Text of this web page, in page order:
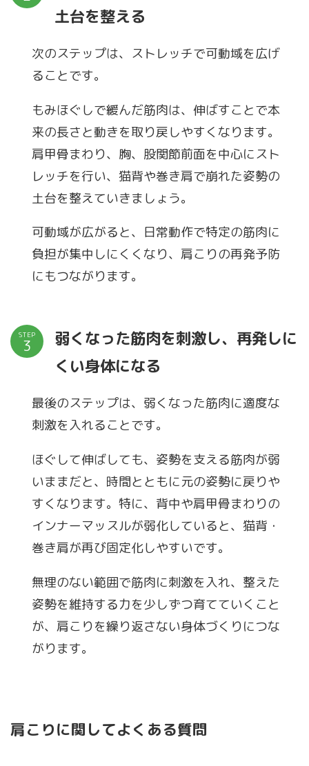
土台を整える
次のステップは、ストレッチで可動域を広げ
ることです。
もみほぐしで緩んだ筋肉は、伸ばすことで本
来の長さと動きを取り戻しやすくなります。
肩甲骨まわり、胸、股関節前面を中心にスト
レッチを行い、猫背や巻き肩で崩れた姿勢の
土台を整えていきましょう。
可動域が広がると、日常動作で特定の筋肉に
負担が集中しにくくなり、肩こりの再発予防
にもつながります。
STEP
弱くなった筋肉を刺激し、再発しに
くい身体になる
最後のステップは、弱くなった筋肉に適度な
刺激を入れることです。
ほぐして伸ばしても、姿勢を支える筋肉が弱
いままだと、時間とともに元の姿勢に戻りや
すくなります。特に、背中や肩甲骨まわりの
インナーマッスルが弱化していると、猫背・
巻き肩が再び固定化しやすいです。
無理のない範囲で筋肉に刺激を入れ、整えた
姿勢を維持する力を少しずつ育てていくこと
が、肩こりを繰り返さない身体づくりにつな
がります。
肩こりに関してよくある質問